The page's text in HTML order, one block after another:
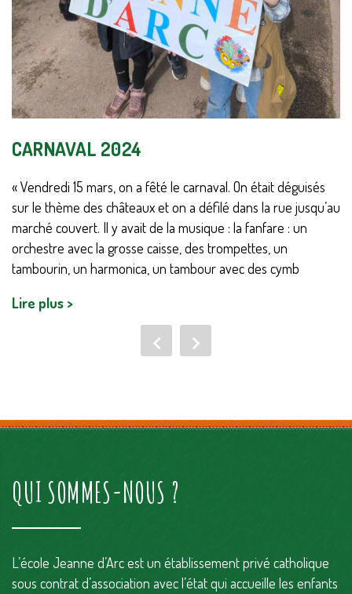
CARNAVAL 2024
« Vendredi 15 mars, on a fêté le carnaval. On était déguisés
sur le thème des châteaux et on a défilé dans la rue jusqu’au
marché couvert. Il y avait de la musique : la fanfare : un
orchestre avec la grosse caisse, des trompettes, un
tambourin, un harmonica, un tambour avec des cymb
Lire plus >
QUI SOMMES-NOUS ?
L’école Jeanne d’Arc est un établissement privé catholique
sous contrat d’association avec l’état qui accueille les enfants